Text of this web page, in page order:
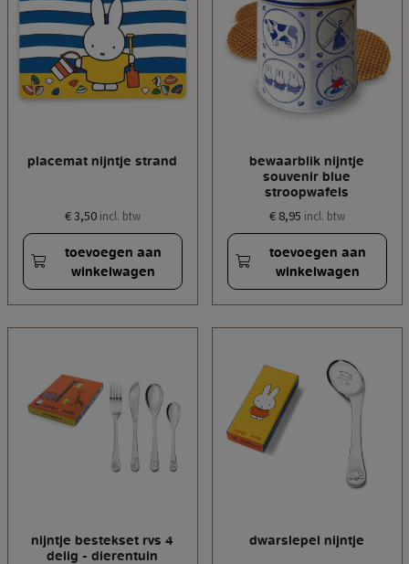
placemat nijntje strand
€ 3,50 incl. btw
toevoegen aan
winkelwagen
bewaarblik nijntje
souvenir blue
stroopwafels
€ 8,95 incl. btw
toevoegen aan
winkelwagen
nijntje bestekset rvs 4
delig - dierentuin
dwarslepel nijntje